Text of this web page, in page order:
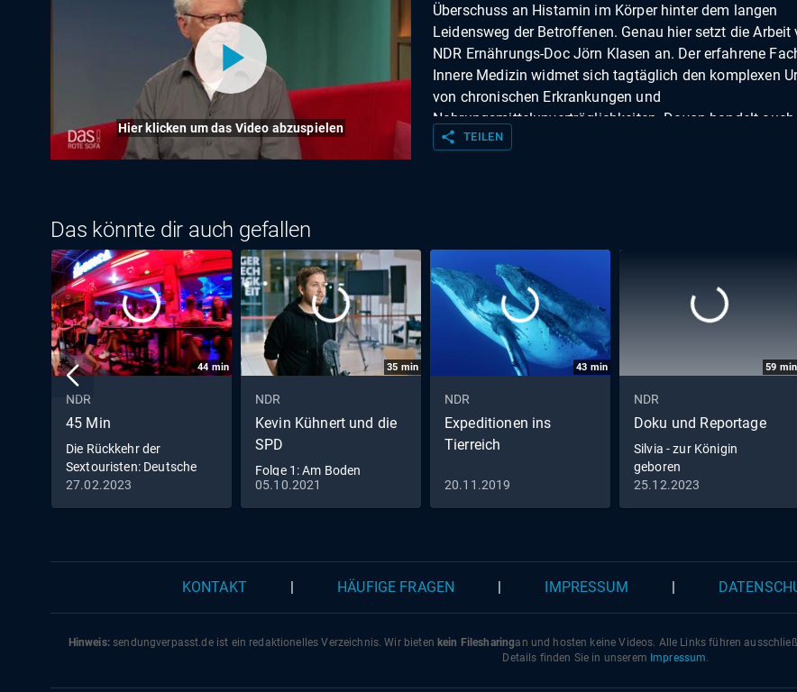
Hier klicken um das Video abzuspielen
Überschuss an Histamin im Körper hinter dem langen
Leidensweg der Betroffenen. Genau hier setzt die Arbeit
NDR Ernährungs-Doc Jörn Klasen an. Der erfahrene
Innere Medizin widmet sich tagtäglich den komplexen
von chronischen Erkrankungen und
Nahrungsmittelunverträglichkeiten. Davon handelt auch
aktuelles Buch "Der Histamin-Masterplan".
share TEILEN
Das könnte dir auch gefallen
44min
NDR
45 Min
Die Rückkehr der
Sextouristen: Deutsche
Männer im Rotlicht von
27.02.2023
35 min
NDR
Kevin Kühnert und die
SPD
Folge 1: Am Boden
(S01/E01)
05.10.2021
43 min
NDR
Expeditionen ins
Tierreich
20.11.2019
59 min
NDR
Doku und Reportage
Silvia - zur Königin
geboren
25.12.2023
KONTAKT HÄUFIGE FRAGEN IMPRESSUM
Hinweis:sendungverpasst.deist ein redaktionelles Verzeichnis. Wir bieten kein Filesharingan und hosten keine Videos. Alle Links führen
Details finden Sie in unserem Impressum.